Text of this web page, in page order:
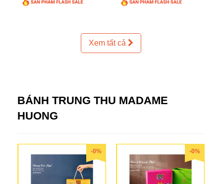
Xem tất cả
BÁNH TRUNG THU MADAME
HUONG
-0% -0%